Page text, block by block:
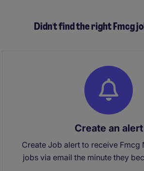
could mean for you?
Didn't find the right Fmcg
Create an alert
Create Job alert to receive Fmcg
jobs via email the minute they